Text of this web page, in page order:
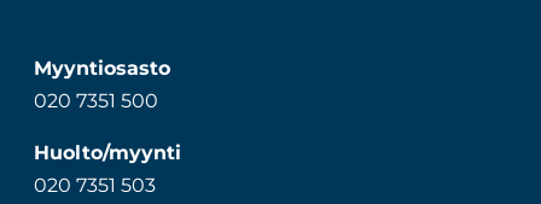
Myyntiosasto
020 7351 500
Huolto/myynti
020 7351 503